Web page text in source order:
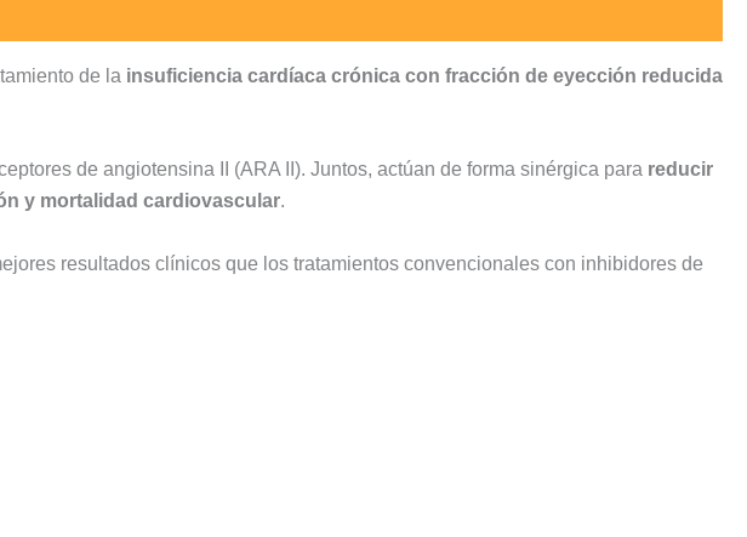
de la insuficiencia cardíaca crónica con fracción de eyección reducida
de angiotensina II (ARA II). Juntos, actúan de forma sinérgica para reducir
y mortalidad cardiovascular.
resultados clínicos que los tratamientos convencionales con inhibidores de